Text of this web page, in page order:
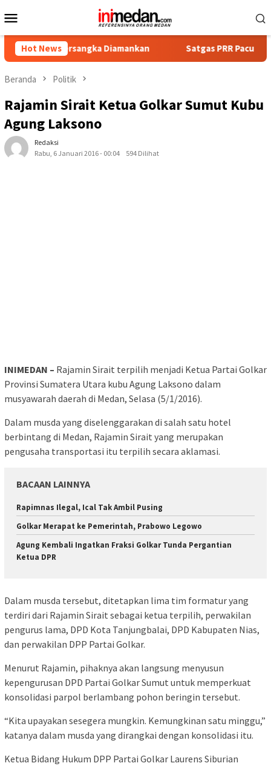
ke
Mobile
Hot News
Tersangka Diamankan Satgas PRR Pacu Realisasi
Beranda Politik
Rajamin Sirait Ketua Golkar Sumut Kubu
Agung Laksono
Redaksi
Rabu, 6 Januari 2016 - 00:04
594 Dilihat
INIMEDAN – Rajamin Sirait terpilih menjadi Ketua Partai Golkar
Provinsi Sumatera Utara kubu Agung Laksono dalam
musyawarah daerah di Medan, Selasa (5/1/2016).
Dalam musda yang diselenggarakan di salah satu hotel
berbintang di Medan, Rajamin Sirait yang merupakan
pengusaha transportasi itu terpilih secara aklamasi.
BACAAN LAINNYA
Rapimnas Ilegal, Ical Tak Ambil Pusing
Golkar Merapat ke Pemerintah, Prabowo Legowo
Agung Kembali Ingatkan Fraksi Golkar Tunda Pergantian
Ketua DPR
Dalam musda tersebut, ditetapkan lima tim formatur yang
terdiri dari Rajamin Sirait sebagai ketua terpilih, perwakilan
pengurus lama, DPD Kota Tanjungbalai, DPD Kabupaten Nias,
dan perwakilan DPP Partai Golkar.
Menurut Rajamin, pihaknya akan langsung menyusun
kepengurusan DPD Partai Golkar Sumut untuk memperkuat
konsolidasi parpol berlambang pohon beringin tersebut.
“Kita upayakan sesegera mungkin. Kemungkinan satu minggu,”
katanya dalam musda yang dirangkai dengan konsolidasi itu.
Ketua Bidang Hukum DPP Partai Golkar Laurens Siburian